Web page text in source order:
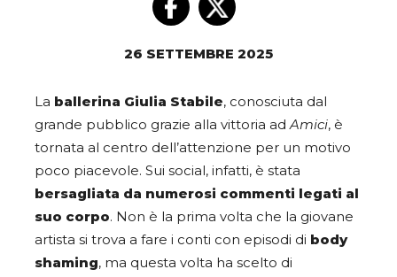
26 SETTEMBRE 2025
La ballerina Giulia Stabile, conosciuta dal
grande pubblico grazie alla vittoria adAmici, è
tornata al centro dell’attenzione per un motivo
poco piacevole. Sui social, infatti, è stata
bersagliata da numerosi commenti legati al
suo corpo. Non è la prima volta che la giovane
artista si trova a fare i conti con episodi di body
shaming, ma questa volta ha scelto di